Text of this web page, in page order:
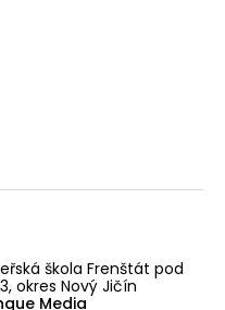
škola Frenštát pod
okres Nový Jičín
Media